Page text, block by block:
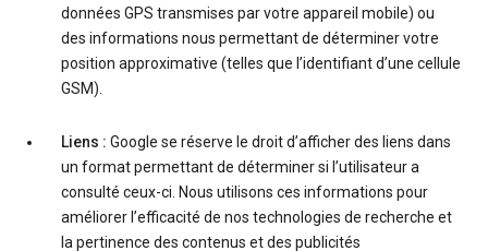
données GPS transmises par votre appareil mobile) ou
des informations nous permettant de déterminer votre
position approximative (telles que l’identifiant d’une cellule
GSM).
Liens : Google se réserve le droit d’afficher des liens dans
un format permettant de déterminer si l’utilisateur a
consulté ceux-ci. Nous utilisons ces informations pour
améliorer l’efficacité de nos technologies de recherche et
la pertinence des contenus et des publicités